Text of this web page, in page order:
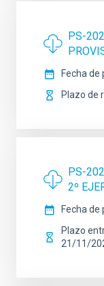
PS-
Fecha de
Plazo de
PS-
2º
Fecha de
Plazo
21/11/